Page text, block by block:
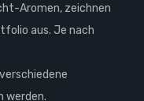
Aromen, zeichnen
aus. Je nach
werden.